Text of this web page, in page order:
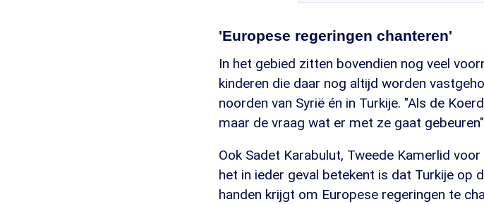
'Europese regeringen chanteren'
In het gebied zitten bovendien nog veel
kinderen die daar nog altijd worden
noorden van Syrië én in Turkije. "Als de
maar de vraag wat er met ze gaat
Ook Sadet Karabulut, Tweede Kamerlid
het in ieder geval betekent is dat Turkije op
handen krijgt om Europese regeringen te